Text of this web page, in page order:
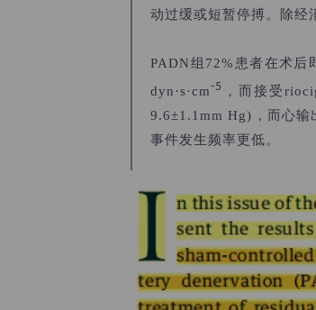
动过缓或短暂停搏。除经
PADN组 72% 患者在术后
dyn·s ·cm-5 ，而接受
9.6±1.1mm Hg)，而心输
事件发生频率更低。